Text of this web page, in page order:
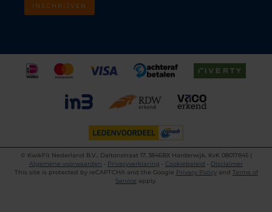
INSCHRIJVEN
©
KwikFit Nederland B.V., Daltonstraat 17, 3846BX Harderwijk, KvK 08017845 |
Algemene voorwaarden • Privacyverklaring • Cookiebeleid • Disclaimer
This site is protected by reCAPTCHA and the Google Privacy Policyand Terms of
Service apply.